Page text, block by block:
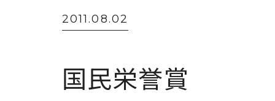
2011.08.02
国民栄誉賞